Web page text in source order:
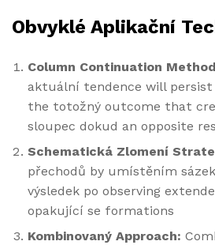
Obvyklé Aplikační
Column Continuation
aktuální tendence will persist
the totožný outcome that
sloupec dokud an opposite
Schematická Zlomení
přechodů by umístěním
výsledek po observing
opakující se formations
Kombinovaný Approach: